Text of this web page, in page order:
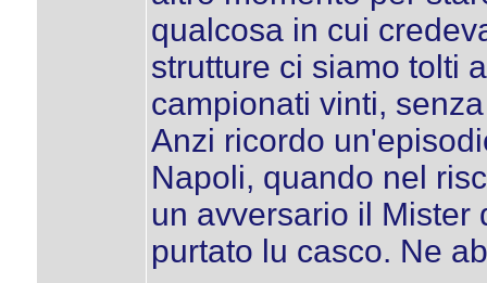
qualcosa in cui
strutture ci siamo tolti
campionati vinti,
Anzi ricordo
Napoli, quando nel
un avversario il Mister
purtato lu casco. Ne